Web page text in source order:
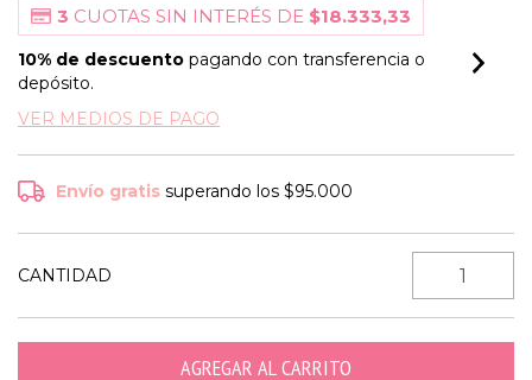
3 CUOTAS SIN INTERÉS DE $18.333,33
10% de descuento pagando con transferencia o
depósito.
VER MEDIOS DE PAGO
Envío gratis superando los$95.000
CANTIDAD